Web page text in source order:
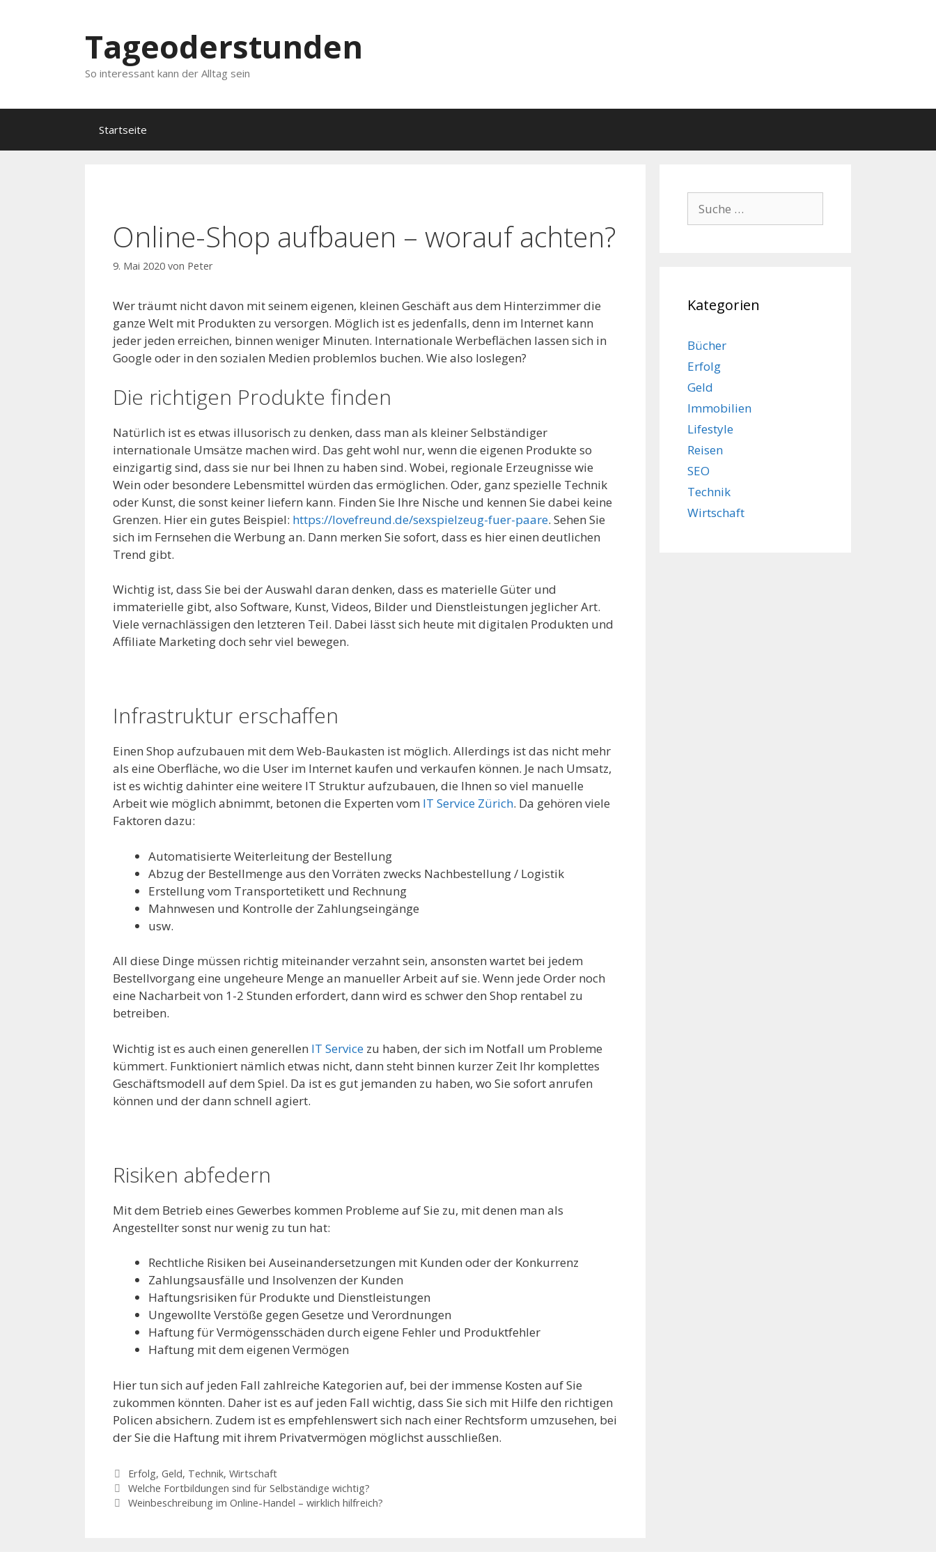
Tageoderstunden
So interessant kann der Alltag sein
Startseite
Online-Shop aufbauen – worauf achten?
9. Mai 2020 von Peter
Wer träumt nicht davon mit seinem eigenen, kleinen Geschäft aus dem Hinterzimmer die
ganze Welt mit Produkten zu versorgen. Möglich ist es jedenfalls, denn im Internet kann
jeder jeden erreichen, binnen weniger Minuten. Internationale Werbeflächen lassen sich in
Google oder in den sozialen Medien problemlos buchen. Wie also loslegen?
Die richtigen Produkte finden
Natürlich ist es etwas illusorisch zu denken, dass man als kleiner Selbständiger
internationale Umsätze machen wird. Das geht wohl nur, wenn die eigenen Produkte so
einzigartig sind, dass sie nur bei Ihnen zu haben sind. Wobei, regionale Erzeugnisse wie
Wein oder besondere Lebensmittel würden das ermöglichen. Oder, ganz spezielle Technik
oder Kunst, die sonst keiner liefern kann. Finden Sie Ihre Nische und kennen Sie dabei keine
Grenzen. Hier ein gutes Beispiel: https://lovefreund.de/sexspielzeug-fuer-paare. Sehen Sie
sich im Fernsehen die Werbung an. Dann merken Sie sofort, dass es hier einen deutlichen
Trend gibt.
Wichtig ist, dass Sie bei der Auswahl daran denken, dass es materielle Güter und
immaterielle gibt, also Software, Kunst, Videos, Bilder und Dienstleistungen jeglicher Art.
Viele vernachlässigen den letzteren Teil. Dabei lässt sich heute mit digitalen Produkten und
Affiliate Marketing doch sehr viel bewegen.
Infrastruktur erschaffen
Einen Shop aufzubauen mit dem Web-Baukasten ist möglich. Allerdings ist das nicht mehr
als eine Oberfläche, wo die User im Internet kaufen und verkaufen können. Je nach Umsatz,
ist es wichtig dahinter eine weitere IT Struktur aufzubauen, die Ihnen so viel manuelle
Arbeit wie möglich abnimmt, betonen die Experten vom IT Service Zürich. Da gehören viele
Faktoren dazu:
Automatisierte Weiterleitung der Bestellung
Abzug der Bestellmenge aus den Vorräten zwecks Nachbestellung / Logistik
Erstellung vom Transportetikett und Rechnung
Mahnwesen und Kontrolle der Zahlungseingänge
usw.
All diese Dinge müssen richtig miteinander verzahnt sein, ansonsten wartet bei jedem
Bestellvorgang eine ungeheure Menge an manueller Arbeit auf sie. Wenn jede Order noch
eine Nacharbeit von 1-2 Stunden erfordert, dann wird es schwer den Shop rentabel zu
betreiben.
Wichtig ist es auch einen generellen IT Service zu haben, der sich im Notfall um Probleme
kümmert. Funktioniert nämlich etwas nicht, dann steht binnen kurzer Zeit Ihr komplettes
Geschäftsmodell auf dem Spiel. Da ist es gut jemanden zu haben, wo Sie sofort anrufen
können und der dann schnell agiert.
Risiken abfedern
Mit dem Betrieb eines Gewerbes kommen Probleme auf Sie zu, mit denen man als
Angestellter sonst nur wenig zu tun hat:
Rechtliche Risiken bei Auseinandersetzungen mit Kunden oder der Konkurrenz
Zahlungsausfälle und Insolvenzen der Kunden
Haftungsrisiken für Produkte und Dienstleistungen
Ungewollte Verstöße gegen Gesetze und Verordnungen
Haftung für Vermögensschäden durch eigene Fehler und Produktfehler
Haftung mit dem eigenen Vermögen
Hier tun sich auf jeden Fall zahlreiche Kategorien auf, bei der immense Kosten auf Sie
zukommen könnten. Daher ist es auf jeden Fall wichtig, dass Sie sich mit Hilfe den richtigen
Policen absichern. Zudem ist es empfehlenswert sich nach einer Rechtsform umzusehen, bei
der Sie die Haftung mit ihrem Privatvermögen möglichst ausschließen.
Kategorien
Erfolg, Geld, Technik, Wirtschaft
Beitrags-
Navigation
Welche Fortbildungen sind für Selbständige wichtig?
Weinbeschreibung im Online-Handel – wirklich hilfreich?
nach:
Kategorien
Bücher
Erfolg
Geld
Immobilien
Lifestyle
Reisen
SEO
Technik
Wirtschaft